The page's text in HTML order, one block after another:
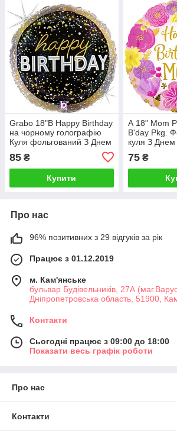
Grabo 18"B Happy Birthday
на чорному голографію
Куля фольгований З Днем
85 ₴
Купити
А 18" Mom
B'day Pkg.
куля З Днем
75₴
Про нас
96% позитивних з 29 відгуків за рік
Працює з 01.12.2019
м. Кам'янське
бульвар Будівельників, 27А
Дніпропетровська область, 51900,
Контакти
Сьогодні працює з 09:00 до 18:00
Показати весь графік роботи
Про нас
Контакти